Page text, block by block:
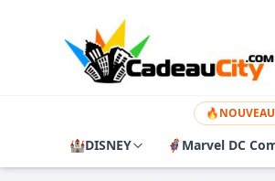
🔥
🏰DISNEY 🦸 Marvel DC